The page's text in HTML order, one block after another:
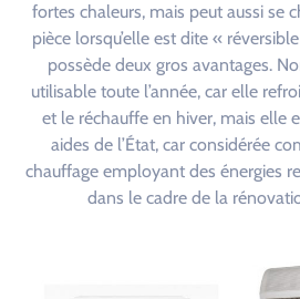
fortes chaleurs, mais peut aussi se
pièce lorsqu’elle est dite «
possède deux gros avantages.
utilisable toute l’année, car elle
et le réchauffe en hiver, mais elle
aides de l’État, car considérée
chauffage employant des énergies
dans le cadre de la